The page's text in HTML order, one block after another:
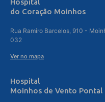
Hospital
do Coração Moinhos
Rua Ramiro Barcelos, 910 -
032
Ver no mapa
Hospital
Moinhos de Vento Pontal